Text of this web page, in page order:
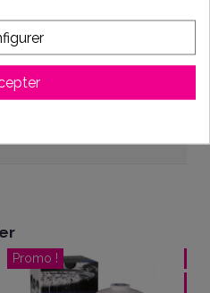
130 1", de la marque Orion.
Promo !
-12,50 €